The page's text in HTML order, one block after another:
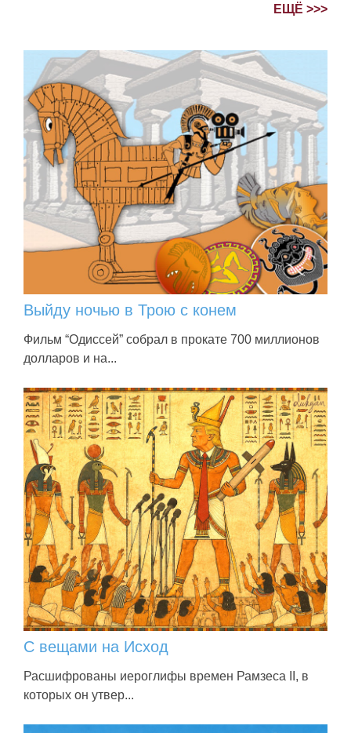
ЕЩЁ >>>
Выйду ночью в Трою с конем
Фильм “Одиссей” собрал в прокате 700 миллионов
долларов и на...
С вещами на Исход
Расшифрованы иероглифы времен Рамзеса II, в
которых он утвер...